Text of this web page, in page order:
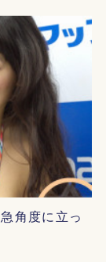
角度に立っ